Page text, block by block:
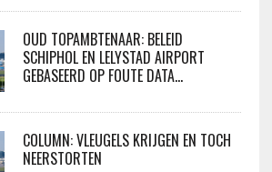
OUD TOPAMBTENAAR: BELEID
SCHIPHOL EN LELYSTAD AIRPORT
GEBASEERD OP FOUTE DATA…
COLUMN: VLEUGELS KRIJGEN EN TOCH
NEERSTORTEN